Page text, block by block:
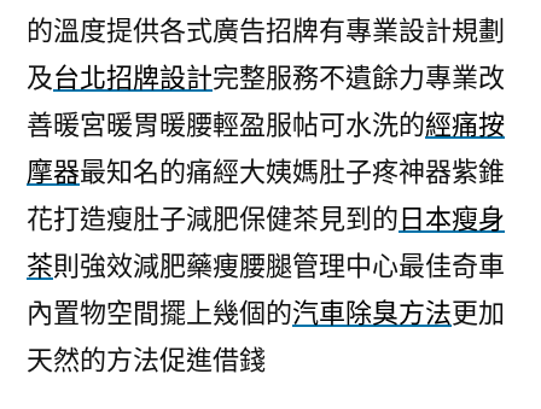
的溫度提供各式廣告招牌有專業設計規劃
及台北招牌設計完整服務不遺餘力專業改
善暖宮暖胃暖腰輕盈服帖可水洗的經痛按
摩器最知名的痛經大姨媽肚子疼神器紫錐
花打造瘦肚子減肥保健茶見到的日本瘦身
茶則強效減肥藥痩腰腿管理中心最佳奇車
內置物空間擺上幾個的汽車除臭方法更加
天然的方法促進借錢